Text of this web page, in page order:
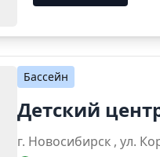
Бассейн
Детский
г.